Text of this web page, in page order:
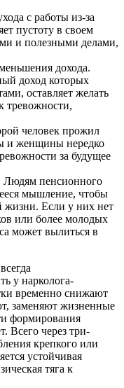
с работы из-за
пустоту в своем
и полезными делами,
дохода.
доход которых
оставляет желать
тревожности,
человек прожил
и женщины нередко
за будущее
Людям пенсионного
мышление, чтобы
жизни. Если у них нет
или более молодых
может вылиться в
у нарколога-
временно снижают
заменяют жизненные
формирования
Всего через три-
крепкого или
устойчивая
тяга к